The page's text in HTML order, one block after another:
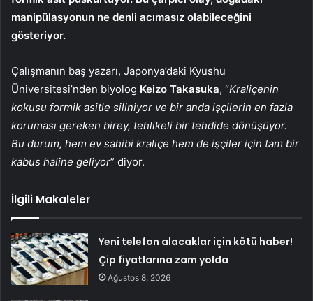
manipülasyonun ne denli acımasız olabileceğini
gösteriyor.
Çalışmanın baş yazarı, Japonya’daki Kyushu
Üniversitesi’nden biyolog Keizo Takasuka, “Kraliçenin
kokusu formik asitle siliniyor ve bir anda işçilerin en fazla
koruması gereken birey, tehlikeli bir tehdide dönüşüyor.
Bu durum, hem ev sahibi kraliçe hem de işçiler için tam bir
kabus haline geliyor” diyor.
İlgili Makaleler
Yeni telefon alacaklar için kötü haber!
Çip fiyatlarına zam yolda
Ağustos 8, 2026